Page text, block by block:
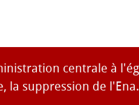
centrale à
la suppression de l'Ena.